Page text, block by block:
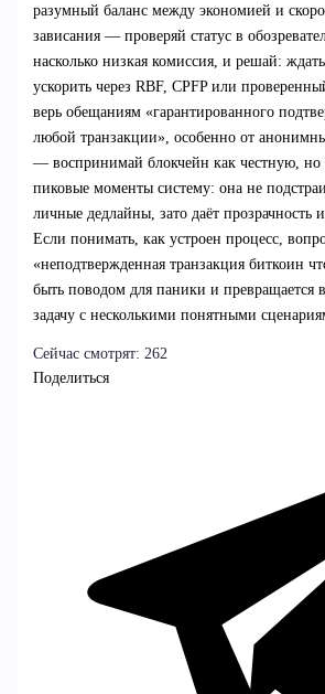
разумный баланс между экономией и
зависания — проверяй статус в
насколько низкая комиссия, и решай:
ускорить через RBF, CPFP или
верь обещаниям «гарантированного
любой транзакции», особенно от
— воспринимай блокчейн как честную,
пиковые моменты систему: она не
личные дедлайны, зато даёт прозрачность и
Если понимать, как устроен процесс,
«неподтвержденная транзакция биткоин
быть поводом для паники и превращается
задачу с несколькими понятными
Сейчас смотрят: 262
Поделиться